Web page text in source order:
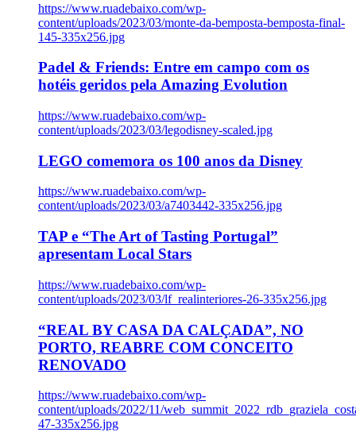
https://www.ruadebaixo.com/wp-
content/uploads/2023/03/monte-da-bemposta-bemposta-final-
145-335x256.jpg
Padel & Friends: Entre em campo com os
hotéis geridos pela Amazing Evolution
https://www.ruadebaixo.com/wp-
content/uploads/2023/03/legodisney-scaled.jpg
LEGO comemora os 100 anos da Disney
https://www.ruadebaixo.com/wp-
content/uploads/2023/03/a7403442-335x256.jpg
TAP e “The Art of Tasting Portugal”
apresentam Local Stars
https://www.ruadebaixo.com/wp-
content/uploads/2023/03/lf_realinteriores-26-335x256.jpg
“REAL BY CASA DA CALÇADA”, NO
PORTO, REABRE COM CONCEITO
RENOVADO
https://www.ruadebaixo.com/wp-
content/uploads/2022/11/
47-335x256.jpg